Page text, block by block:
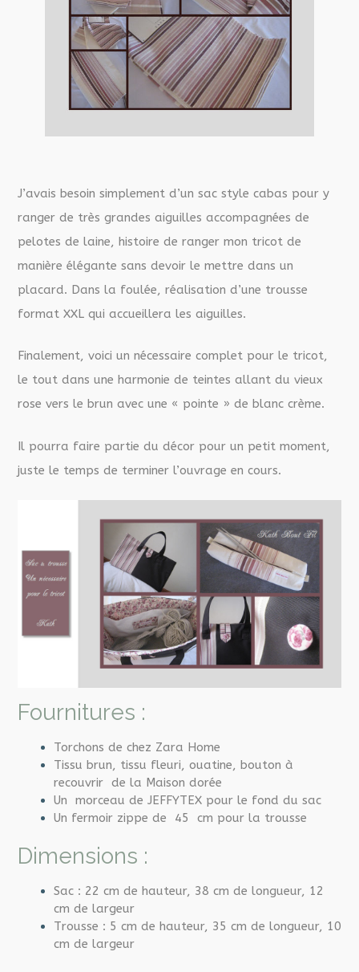
J’avais besoin simplement d’un sac style cabas pour y
ranger de très grandes aiguilles accompagnées de
pelotes de laine, histoire de ranger mon tricot de
manière élégante sans devoir le mettre dans un
placard. Dans la foulée, réalisation d’une trousse
format XXL qui accueillera les aiguilles.
Finalement, voici un nécessaire complet pour le tricot,
le tout dans une harmonie de teintes allant du vieux
rose vers le brun avec une « pointe » de blanc crème.
Il pourra faire partie du décor pour un petit moment,
juste le temps de terminer l’ouvrage en cours.
Fournitures :
Torchons de chez Zara Home
Tissu brun, tissu fleuri, ouatine, bouton à
recouvrir de la Maison dorée
Un morceau de JEFFYTEX pour le fond du sac
Un fermoir zippe de 45 cm pour la trousse
Dimensions :
Sac : 22 cm de hauteur, 38 cm de longueur, 12
cm de largeur
Trousse : 5 cm de hauteur, 35 cm de longueur, 10
cm de largeur